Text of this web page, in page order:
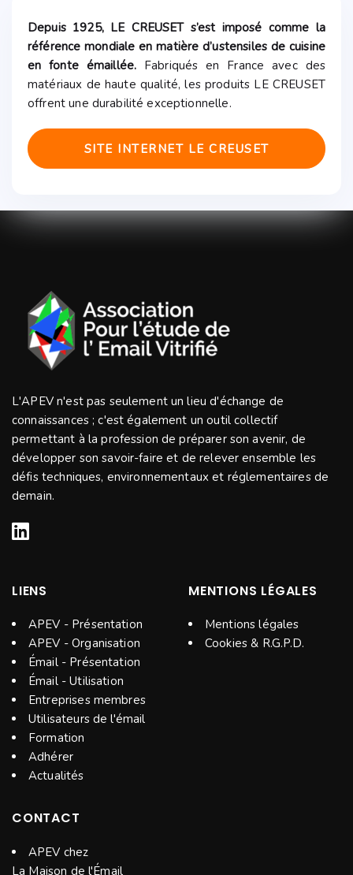
Depuis 1925, LE CREUSET s’est imposé comme la
référence mondiale en matière d’ustensiles de cuisine
en fonte émaillée. Fabriqués en France avec des
matériaux de haute qualité, les produits LE CREUSET
offrent une durabilité exceptionnelle.
SITE INTERNET LE CREUSET
L'APEV n'est pas seulement un lieu d'échange de
connaissances ; c'est également un outil collectif
permettant à la profession de préparer son avenir, de
développer son savoir-faire et de relever ensemble les
défis techniques, environnementaux et réglementaires de
demain.
LIENS
APEV - Présentation
APEV - Organisation
Émail - Présentation
Émail - Utilisation
Entreprises membres
Utilisateurs de l'émail
Formation
Adhérer
Actualités
MENTIONS LÉGALES
Mentions légales
Cookies & R.G.P.D.
CONTACT
APEV chez
La Maison de l'Émail